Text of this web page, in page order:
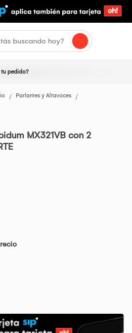
pedido?
Parlantes y Altavoces
MX321VB con 2